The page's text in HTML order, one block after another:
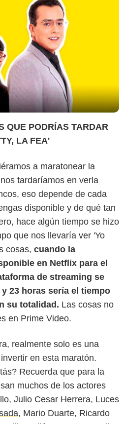
QUE PODRÍAS TARDAR
LA FEA'
a maratonear la
tardaríamos en verla
eso depende de cada
disponible y de qué tan
hace algún tiempo se hizo
que nos llevaría ver 'Yo
cosas, cuando la
en Netflix para el
de streaming se
23 horas sería el tiempo
su totalidad. Las cosas no
en Prime Video.
realmente solo es una
en esta maratón.
Recuerda que para la
muchos de los actores
Julio Cesar Herrera, Luces
, Mario Duarte, Ricardo